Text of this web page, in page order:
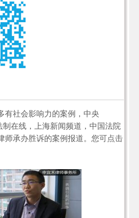
有社会影响力的案例，中央
制在线，上海新闻频道，中国法院
师承办胜诉的案例报道。您可点击